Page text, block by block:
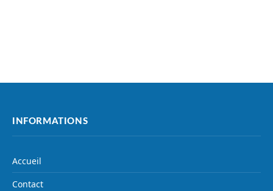
INFORMATIONS
Accueil
Contact